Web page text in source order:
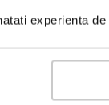
experienta
TGA-